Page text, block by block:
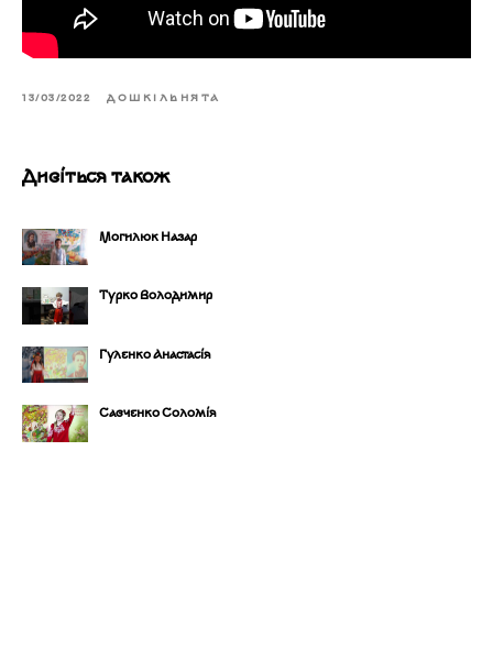
13/03/2022 ДОШКІЛЬНЯТА
Дивіться також
Могилюк Назар
Турко Володимир
Гуленко Анастасія
Савченко Соломія